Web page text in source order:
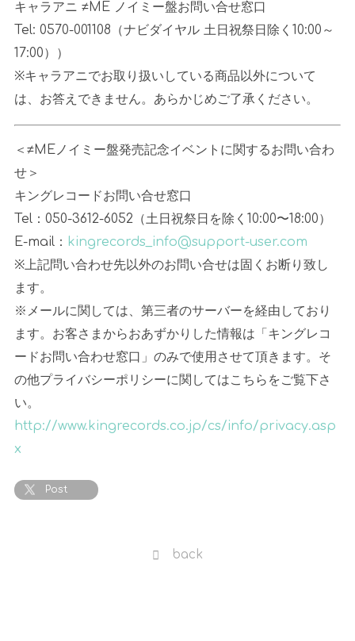
キャラアニ ≠ME ノイミー盤お問い合せ窓口
Tel: 0570-001108 （ナビダイヤル 土日祝祭日除く 10:00 ～
17:00））
※キャラアニでお取り扱いしている商品以外について
は、お答えできません。あらかじめご了承ください。
＜ ≠MEノイミー盤発売記念イベントに関するお問い合わ
せ＞
キングレコードお問い合せ窓口
Tel：050-3612-6052（土日祝祭日を除く 10:00〜18:00）
E-mail： kingrecords_info@support-user.com
※上記問い合わせ先以外のお問い合せは固くお断り致し
ます。
※メールに関しては、第三者のサーバーを経由しており
ます。お客さまからおあずかりした情報は「キングレコ
ードお問い合わせ窓口」のみで使用させて頂きます。そ
の他プライバシーポリシーに関してはこちらをご覧下さ
い。
http://www.kingrecords.co.jp/cs/info/privacy.asp
x
Post
back